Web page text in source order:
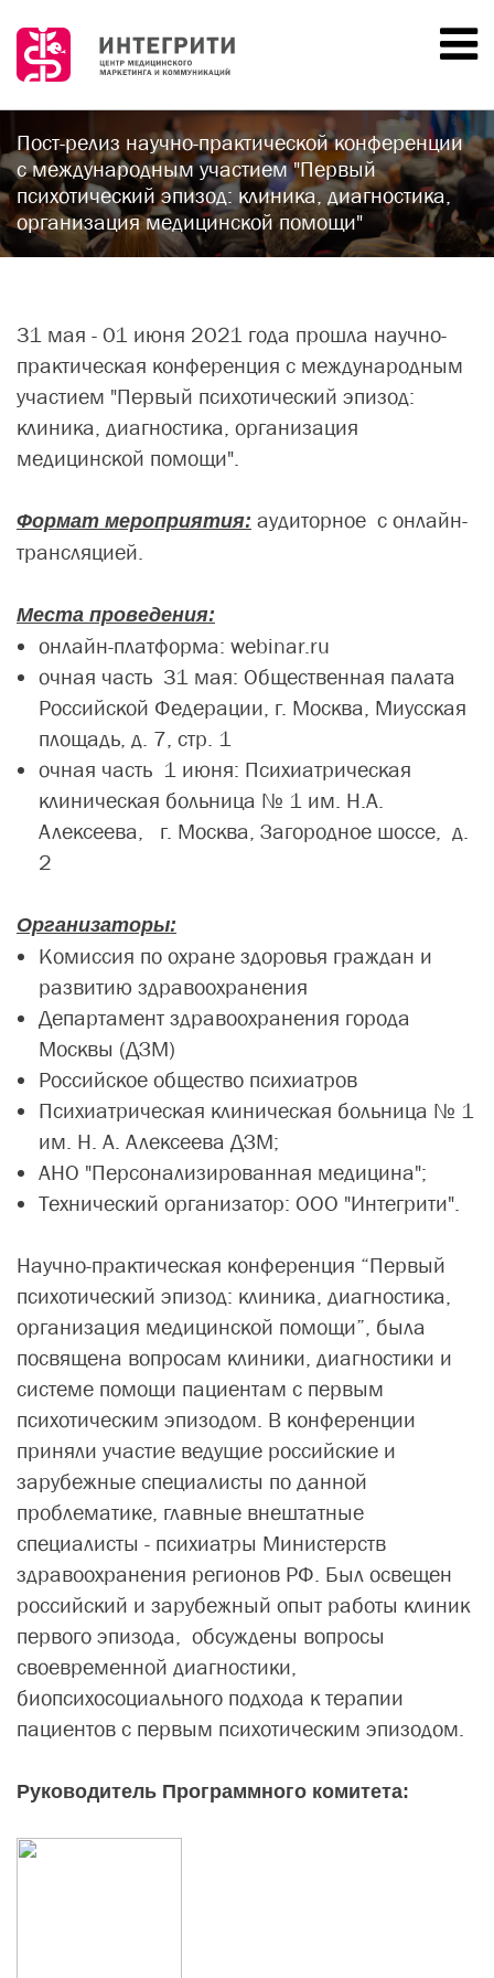
ВХОД
ГЛАВНАЯ
НОВОСТИ
МЕРОПРИЯТИЯ
ПАРТНЁРЫ
О НАС
КОНТАКТЫ
Пост-релиз научно-практической конференции
с международным участием "Первый
психотический эпизод: клиника, диагностика,
организация медицинской помощи"
31 мая - 01 июня 2021 года прошла научно-
практическая конференция с международным
участием "Первый психотический эпизод:
клиника, диагностика, организация
медицинской помощи".
Формат мероприятия: аудиторное с онлайн-
трансляцией.
Места проведения:
онлайн-платформа: webinar.ru
очная часть 31 мая: Общественная палата
Российской Федерации, г. Москва, Миусская
площадь, д. 7, стр. 1
очная часть 1 июня: Психиатрическая
клиническая больница № 1 им. Н.А.
Алексеева, г. Москва, Загородное шоссе, д.
2
Организаторы:
Комиссия по охране здоровья граждан и
развитию здравоохранения
Департамент здравоохранения города
Москвы (ДЗМ)
Российское общество психиатров
Психиатрическая клиническая больница № 1
им. Н. А. Алексеева ДЗМ;
АНО "Персонализированная медицина";
Технический организатор: ООО "Интегрити".
Научно-практическая конференция “Первый
психотический эпизод: клиника, диагностика,
организация медицинской помощи”, была
посвящена вопросам клиники, диагностики и
системе помощи пациентам с первым
психотическим эпизодом. В конференции
приняли участие ведущие российские и
зарубежные специалисты по данной
проблематике, главные внештатные
специалисты - психиатры Министерств
здравоохранения регионов РФ. Был освещен
российский и зарубежный опыт работы клиник
первого эпизода, обсуждены вопросы
своевременной диагностики,
биопсихосоциального подхода к терапии
пациентов с первым психотическим эпизодом.
Руководитель Программного комитета: